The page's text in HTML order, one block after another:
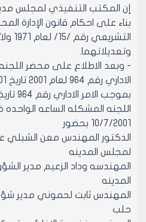
إن المكتب التنفيذي لمجلس
بناء على احكام قانون الإدارة
وتعديلاتهما.
- وبعد الاطلاع على محضر
الاداري رقم 964 لعام 2001 تاريخ 10/7/2001 المتضمن
اللجنه المشكله الساعه الواحده
10/7/2001 بحضور
الدكتور المهندس معن الشبلي
لمجلس المدينه
المهندسه وداد الزعيم مدير
المدينه
المهندس ثابت لحموني مدير
حلب